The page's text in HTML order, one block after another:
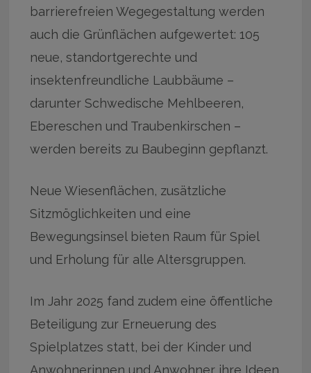
barrierefreien Wegegestaltung werden
auch die Grünflächen aufgewertet: 105
neue, standortgerechte und
insektenfreundliche Laubbäume –
darunter Schwedische Mehlbeeren,
Ebereschen und Traubenkirschen –
werden bereits zu Baubeginn gepflanzt.
Neue Wiesenflächen, zusätzliche
Sitzmöglichkeiten und eine
Bewegungsinsel bieten Raum für Spiel
und Erholung für alle Altersgruppen.
Im Jahr 2025 fand zudem eine öffentliche
Beteiligung zur Erneuerung des
Spielplatzes statt, bei der Kinder und
Anwohnerinnen und Anwohner ihre Ideen